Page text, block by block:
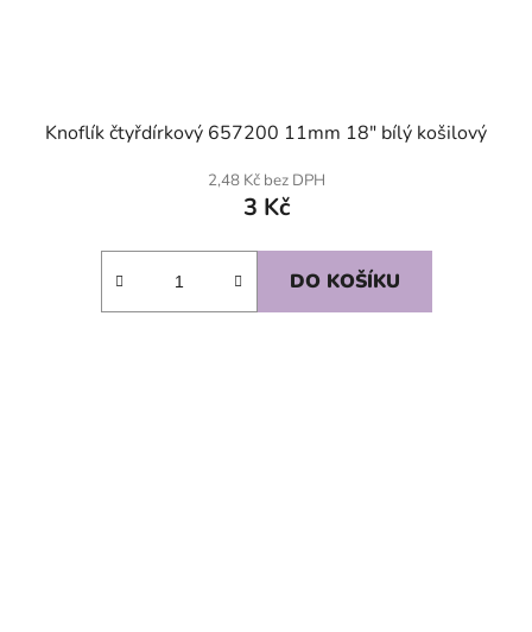
Knoflík čtyřdírkový 657200 11mm 18" bílý košilový
2,48 Kč bez DPH
3 Kč
DO KOŠÍKU